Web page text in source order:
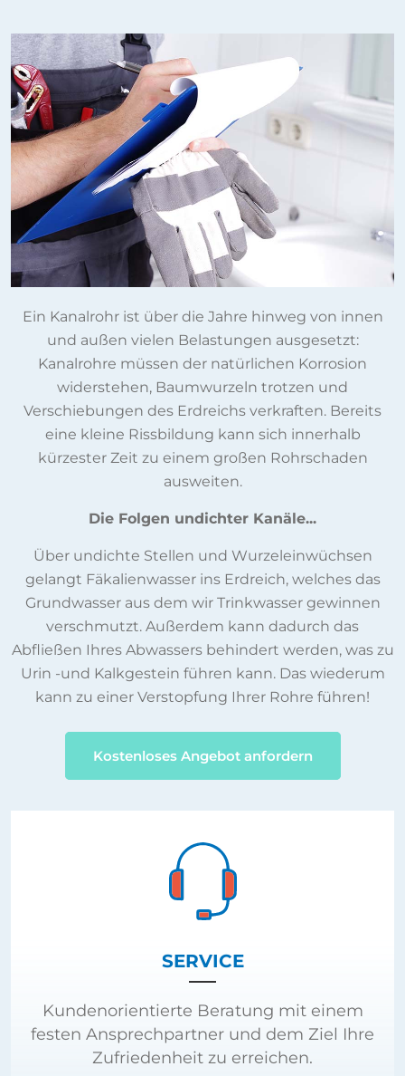
Ein Kanalrohr ist über die Jahre hinweg von innen
und außen vielen Belastungen ausgesetzt:
Kanalrohre müssen der natürlichen Korrosion
widerstehen, Baumwurzeln trotzen und
Verschiebungen des Erdreichs verkraften. Bereits
eine kleine Rissbildung kann sich innerhalb
kürzester Zeit zu einem großen Rohrschaden
ausweiten.
Die Folgen undichter Kanäle...
Über undichte Stellen und Wurzeleinwüchsen
gelangt Fäkalienwasser ins Erdreich, welches das
Grundwasser aus dem wir Trinkwasser gewinnen
verschmutzt. Außerdem kann dadurch das
Abfließen Ihres Abwassers behindert werden, was zu
Urin -und Kalkgestein führen kann. Das wiederum
kann zu einer Verstopfung Ihrer Rohre führen!
Kostenloses Angebot anfordern
SERVICE
Kundenorientierte Beratung mit einem
festen Ansprechpartner und dem Ziel Ihre
Zufriedenheit zu erreichen.